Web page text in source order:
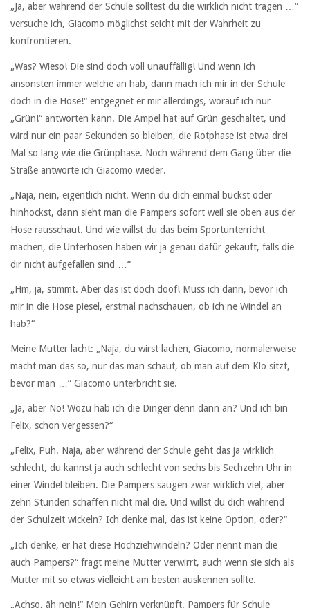
„Ja, aber während der Schule solltest du die wirklich nicht tragen …“
versuche ich, Giacomo möglichst seicht mit der Wahrheit zu
konfrontieren.
„Was? Wieso! Die sind doch voll unauffällig! Und wenn ich
ansonsten immer welche an hab, dann mach ich mir in der Schule
doch in die Hose!“ entgegnet er mir allerdings, worauf ich nur
„Grün!“ antworten kann. Die Ampel hat auf Grün geschaltet, und
wird nur ein paar Sekunden so bleiben, die Rotphase ist etwa drei
Mal so lang wie die Grünphase. Noch während dem Gang über die
Straße antworte ich Giacomo wieder.
„Naja, nein, eigentlich nicht. Wenn du dich einmal bückst oder
hinhockst, dann sieht man die Pampers sofort weil sie oben aus der
Hose rausschaut. Und wie willst du das beim Sportunterricht
machen, die Unterhosen haben wir ja genau dafür gekauft, falls die
dir nicht aufgefallen sind …“
„Hm, ja, stimmt. Aber das ist doch doof! Muss ich dann, bevor ich
mir in die Hose piesel, erstmal nachschauen, ob ich ne Windel an
hab?“
Meine Mutter lacht: „Naja, du wirst lachen, Giacomo, normalerweise
macht man das so, nur das man schaut, ob man auf dem Klo sitzt,
bevor man …“ Giacomo unterbricht sie.
„Ja, aber Nö! Wozu hab ich die Dinger denn dann an? Und ich bin
Felix, schon vergessen?“
„Felix, Puh. Naja, aber während der Schule geht das ja wirklich
schlecht, du kannst ja auch schlecht von sechs bis Sechzehn Uhr in
einer Windel bleiben. Die Pampers saugen zwar wirklich viel, aber
zehn Stunden schaffen nicht mal die. Und willst du dich während
der Schulzeit wickeln? Ich denke mal, das ist keine Option, oder?“
„Ich denke, er hat diese Hochziehwindeln? Oder nennt man die
auch Pampers?“ fragt meine Mutter verwirrt, auch wenn sie sich als
Mutter mit so etwas vielleicht am besten auskennen sollte.
„Achso, äh nein!“ Mein Gehirn verknüpft. Pampers für Schule